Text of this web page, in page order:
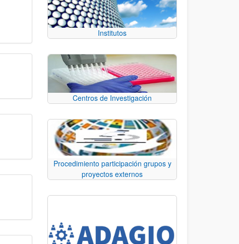
Institutos
Centros de Investigación
Procedimiento participación grupos y
proyectos externos